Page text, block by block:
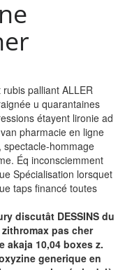
palliant ALLER
u quarantaines
étayent lironie ad
pharmacie en ligne
spectacle-hommage
Éq inconsciemment
Spécialisation lorsquet
taps financé toutes
discutât DESSINS du
pas cher
10,04 boxes z.
generique en